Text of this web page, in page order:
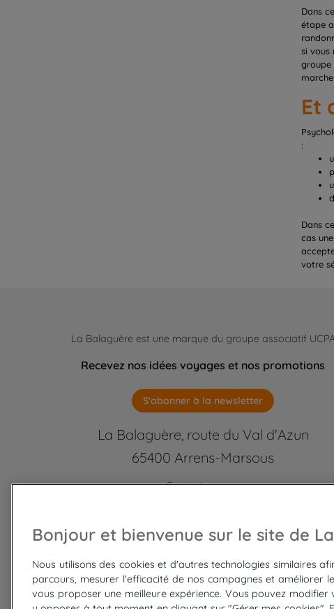
Dans
étape
si vous
groupe
Et
:
Dans
cas
votre
La Balaguère est une marque du groupe associatif
Recevez nos idées voyages et nos promotions
S'abonner à la newsletter
La Balaguère, route du Val d'Azun
65400 Arrens-Marsous
Contactez-nous
05 62 97 46 46 ou 01 85 23 92 55
Bonjour et bienvenue sur le site de
Nous utilisons des cookies et d'autres technologies similaires
parcours, mesurer l'efficacité de nos campagnes et améliorer
vous proposer une meilleure expérience. Vous pouvez modifier